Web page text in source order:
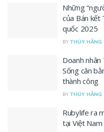
Những
của Bán kết
quốc 2025
BY THÚY HẰNG
Doanh
Sống cân
thành công
BY THÚY HẰNG
Rubylife ra
tại Việt